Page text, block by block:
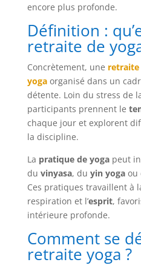
encore plus profonde.
Définition :
retraite de
Concrètement, une retraite
yogaorganisé dans un
détente. Loin du stress de
participants prennent le
chaque jour et explorent
la discipline.
La pratique de yogapeut
du vinyasa, du yin yogaou
Ces pratiques travaillent à
respiration et l’esprit,
intérieure profonde.
Comment se
retraite yoga ?